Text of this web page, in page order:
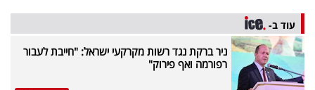
עוד ב-
ניר ברקת נגד רשות מקרקעי ישראל: "חייבת לעבור
רפורמה ואף פירוק"